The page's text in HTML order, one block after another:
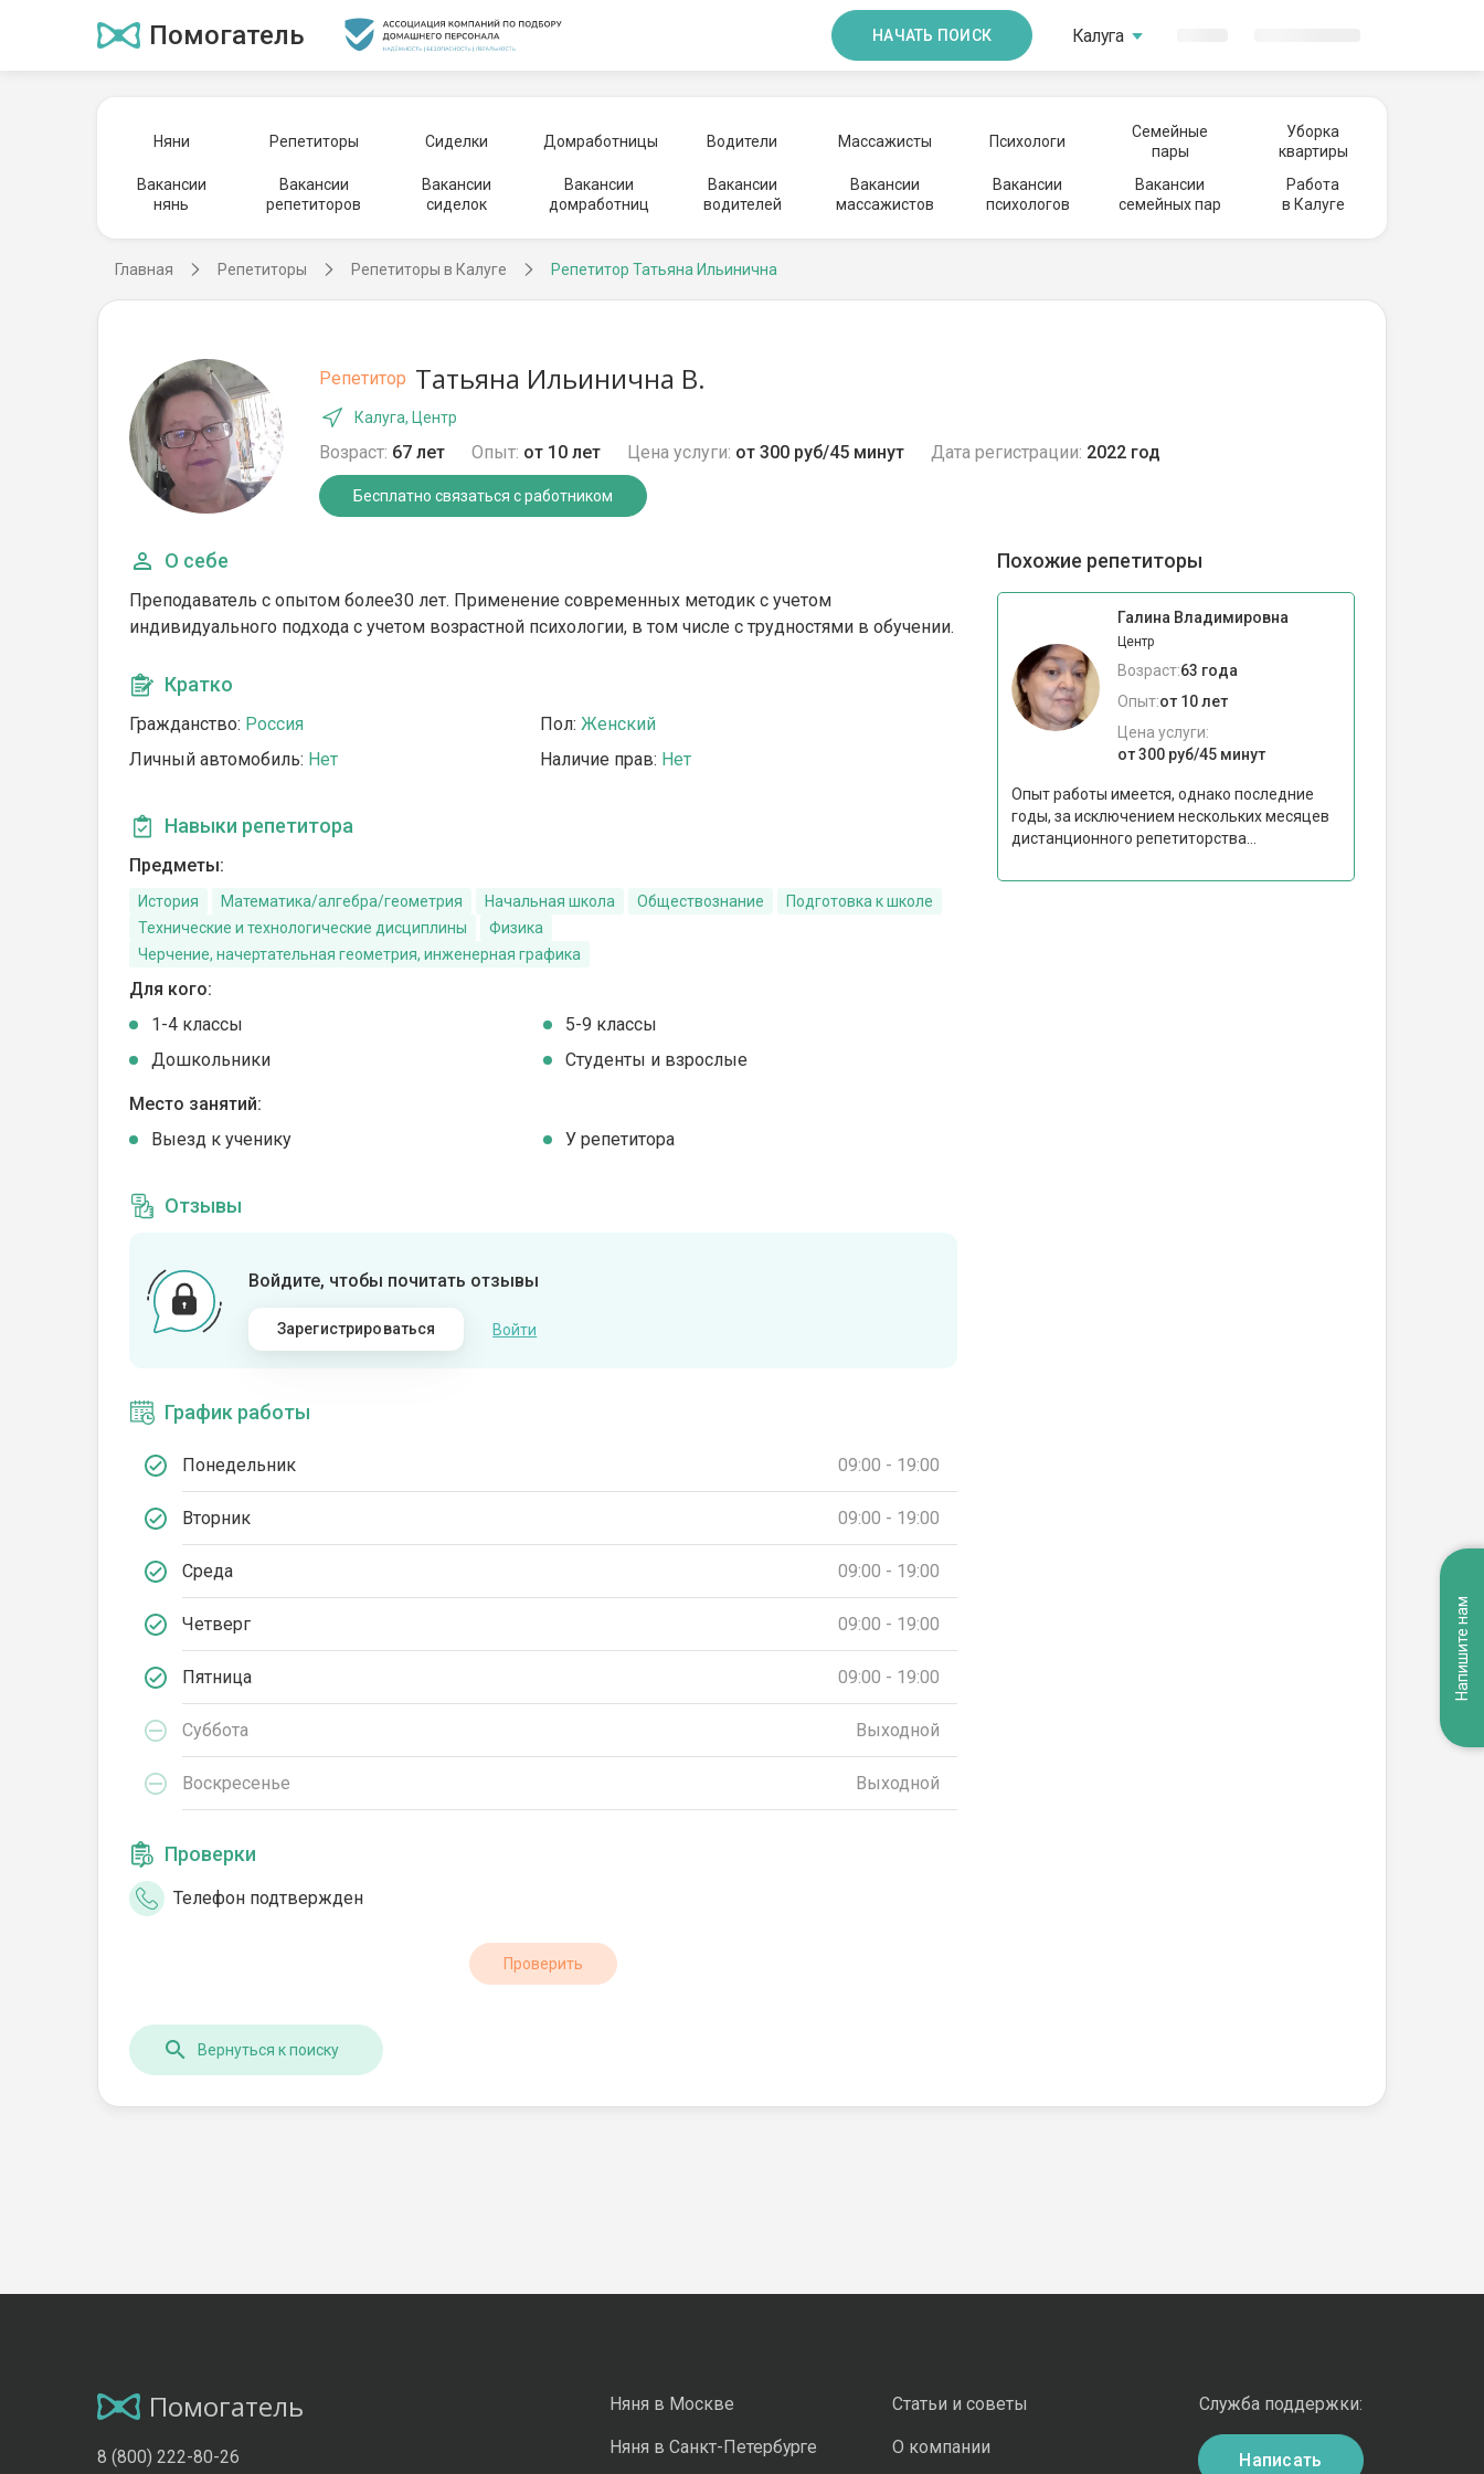
Помогатель НАЧАТЬ ПОИСК Калуга
Няни Репетиторы Сиделки Домработницы Водители Массажисты Психологи
Семейные
пары
Уборка
квартиры
Вакансии
нянь
Вакансии
репетиторов
Вакансии
сиделок
Вакансии
домработниц
Вакансии
водителей
Вакансии
массажистов
Вакансии
психологов
Вакансии
семейных пар
Работа
в Калуге
Главная Репетиторы Репетиторы в Калуге Репетитор Татьяна Ильинична
Репетитор Татьяна Ильинична В.
Калуга, Центр
Возраст: 67 лет Опыт: от 10 лет Цена услуги: от 300 руб/45 минут Дата регистрации: 2022 год
Бесплатно связаться с работником
О себе
Преподаватель с опытом более30 лет. Применение современных методик с учетом
индивидуального подхода с учетом возрастной психологии, в том числе с трудностями в обучении.
Кратко
Гражданство: Россия Пол: Женский
Личный автомобиль: Нет Наличие прав: Нет
Навыки репетитора
Предметы:
История Математика/алгебра/геометрия Начальная школа Обществознание
Подготовка к школе
Технические и технологические дисциплины
Физика
Черчение, начертательная геометрия, инженерная графика
Для кого:
1-4 классы
5-9 классы
Дошкольники
Студенты и взрослые
Место занятий:
Выезд к ученику
У репетитора
Отзывы
Войдите, чтобы почитать отзывы
Зарегистрироваться Войти
График работы
Понедельник 09:00 - 19:00
Вторник 09:00 - 19:00
Среда 09:00 - 19:00
Четверг 09:00 - 19:00
Пятница 09:00 - 19:00
Суббота Выходной
Воскресенье Выходной
Проверки
Телефон подтвержден
Проверить
Похожие репетиторы
Галина Владимировна
Центр
Возраст:63 года
Опыт:от 10 лет
Цена услуги:
от 300 руб/45 минут
Опыт работы имеется, однако последние
годы, за исключением нескольких месяцев
дистанционного репетиторства...
Вернуться к поиску
Помогатель
8 (800) 222-80-26
Няня в Москве
Няня в Санкт-Петербурге
Статьи и советы
О компании
Служба поддержки:
Написать
Напишите нам